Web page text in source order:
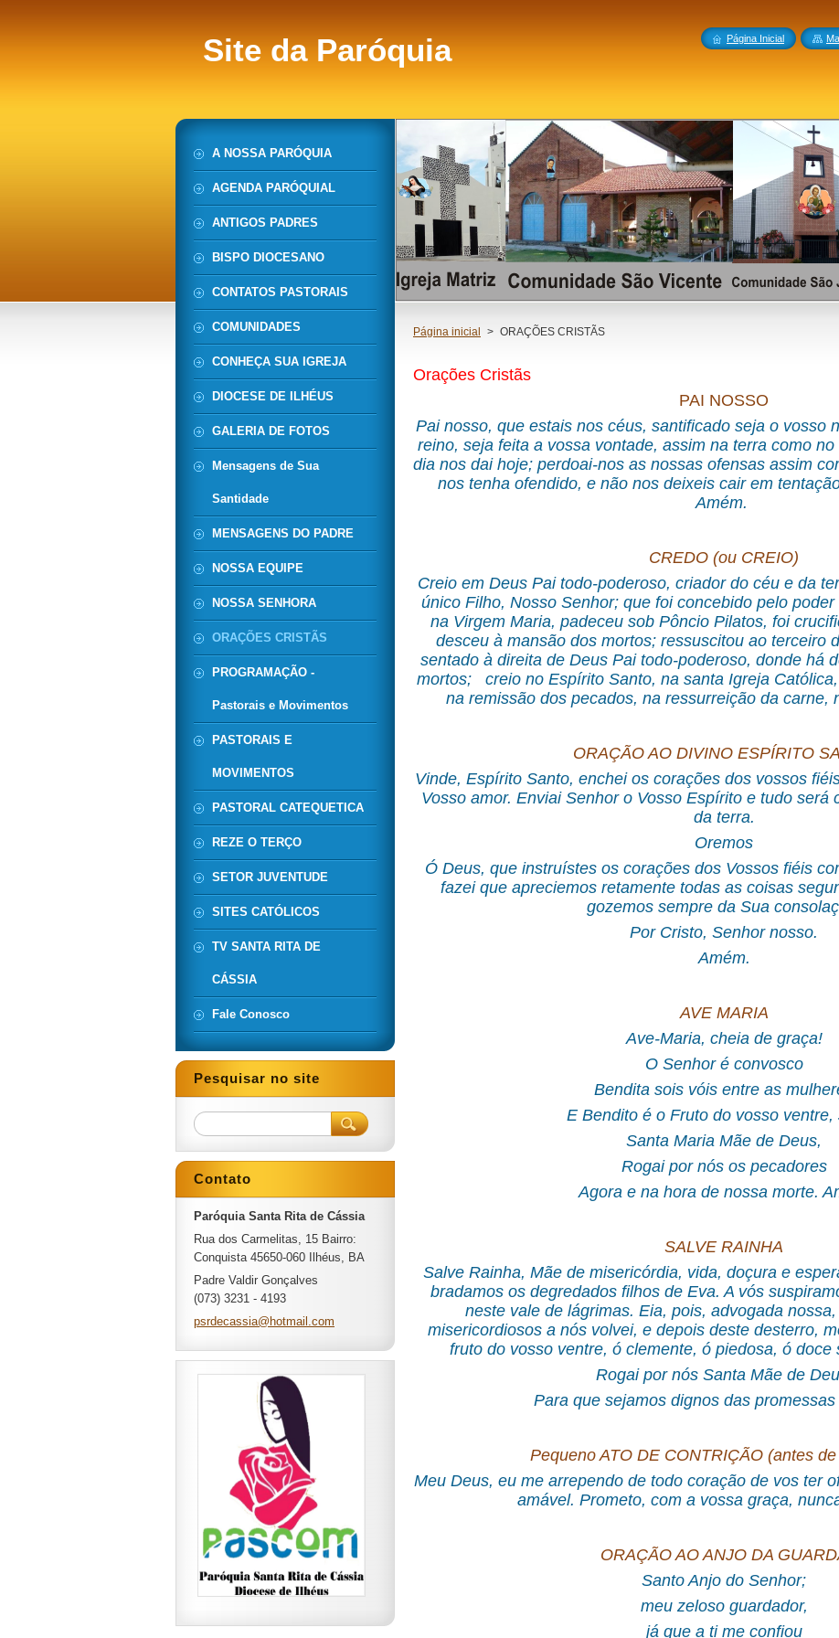
Site da Paróquia
Página inicial > ORAÇÕES CRISTÃS
Orações Cristãs
PAI NOSSO
Pai nosso, que estais nos céus, santificado seja o vosso
reino, seja feita a vossa vontade, assim na terra como
dia nos dai hoje; perdoai-nos as nossas ofensas assim
nos tenha ofendido, e não nos deixeis cair em
Amém.
CREDO (ou CREIO)
Creio em Deus Pai todo-poderoso, criador do céu e da
único Filho, Nosso Senhor; que foi concebido pelo
na Virgem Maria, padeceu sob Pôncio Pilatos, foi
desceu à mansão dos mortos; ressuscitou ao terceiro
sentado à direita de Deus Pai todo-poderoso, donde há
mortos; creio no Espírito Santo, na santa Igreja
na remissão dos pecados, na ressurreição da carne,
ORAÇÃO AO DIVINO ESPÍRITO
Vinde, Espírito Santo, enchei os corações dos vossos
Vosso amor. Enviai Senhor o Vosso Espírito e tudo será
da terra.
Oremos
Ó Deus, que instruístes os corações dos Vossos fiéis
fazei que apreciemos retamente todas as coisas
gozemos sempre da Sua
Por Cristo, Senhor nosso.
Amém.
AVE MARIA
Ave-Maria, cheia de graça!
O Senhor é convosco
Bendita sois vóis entre as
E Bendito é o Fruto do vosso ventre,
Santa Maria Mãe de Deus,
Rogai por nós os pecadores
Agora e na hora de nossa morte.
SALVE RAINHA
Salve Rainha, Mãe de misericórdia, vida, doçura e
bradamos os degredados filhos de Eva. A vós
neste vale de lágrimas. Eia, pois, advogada
misericordiosos a nós volvei, e depois deste desterro,
fruto do vosso ventre, ó clemente, ó piedosa, ó doce
Rogai por nós Santa Mãe de
Para que sejamos dignos das promessas
Pequeno ATO DE CONTRIÇÃO (antes
Meu Deus, eu me arrependo de todo coração de vos ter
amável. Prometo, com a vossa graça,
ORAÇÃO AO ANJO DA
Santo Anjo do Senhor;
meu zeloso guardador,
já que a ti me confiou
A NOSSA PARÓQUIA
AGENDA PARÓQUIAL
ANTIGOS PADRES
BISPO DIOCESANO
CONTATOS PASTORAIS
COMUNIDADES
CONHEÇA SUA IGREJA
DIOCESE DE ILHÉUS
GALERIA DE FOTOS
Mensagens de Sua
Santidade
MENSAGENS DO PADRE
NOSSA EQUIPE
NOSSA SENHORA
ORAÇÕES CRISTÃS
PROGRAMAÇÃO -
Pastorais e Movimentos
PASTORAIS E
MOVIMENTOS
PASTORAL CATEQUETICA
REZE O TERÇO
SETOR JUVENTUDE
SITES CATÓLICOS
TV SANTA RITA DE
CÁSSIA
Fale Conosco
Pesquisar no site
Contato
Paróquia Santa Rita de Cássia
Rua dos Carmelitas, 15 Bairro:
Conquista 45650-060 Ilhéus, BA
Padre Valdir Gonçalves
(073) 3231 - 4193
psrdecassia@hotmail.com
Página Inicial